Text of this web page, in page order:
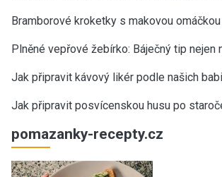
Bramborové kroketky s makovou
Plněné vepřové žebírko: Báječný tip nejen
Jak připravit kávový likér podle našich
Jak připravit posvícenskou husu po
pomazanky-recepty.cz